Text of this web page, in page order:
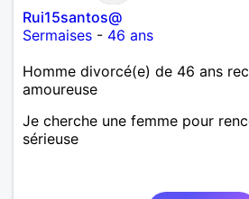
Rui15santos@
Sermaises - 46 ans
Homme divorcé(e) de 46 ans
amoureuse
Je cherche une femme pour
sérieuse